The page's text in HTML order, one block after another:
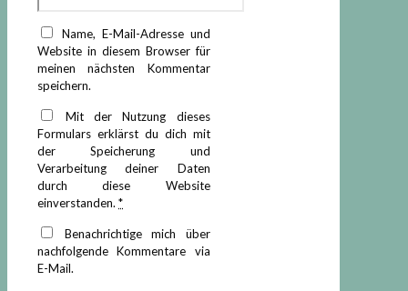
Name, E-Mail-Adresse und
Website in diesem Browser für
meinen nächsten Kommentar
speichern.
Mit der Nutzung dieses
Formulars erklärst du dich mit
der Speicherung und
Verarbeitung deiner Daten
durch diese Website
einverstanden. *
Benachrichtige mich über
nachfolgende Kommentare via
E-Mail.